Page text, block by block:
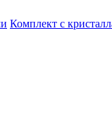
Комплект с